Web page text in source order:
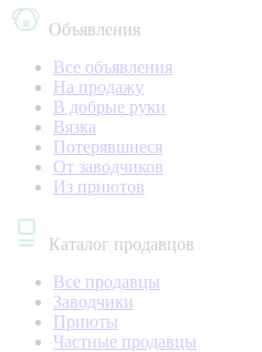
Объявления
Все объявления
На продажу
В добрые руки
Вязка
Потерявшиеся
От заводчиков
Из приютов
Каталог продавцов
Все продавцы
Заводчики
Приюты
Частные продавцы